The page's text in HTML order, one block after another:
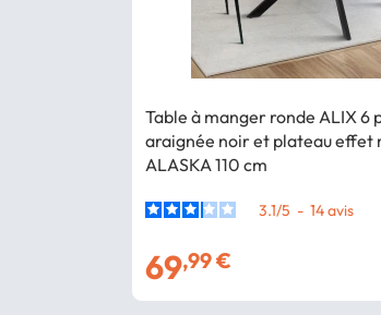
Table à manger ronde ALIX 6
araignée noir et plateau effet
ALASKA 110 cm
3.1/5 - 14avis
69,99 €